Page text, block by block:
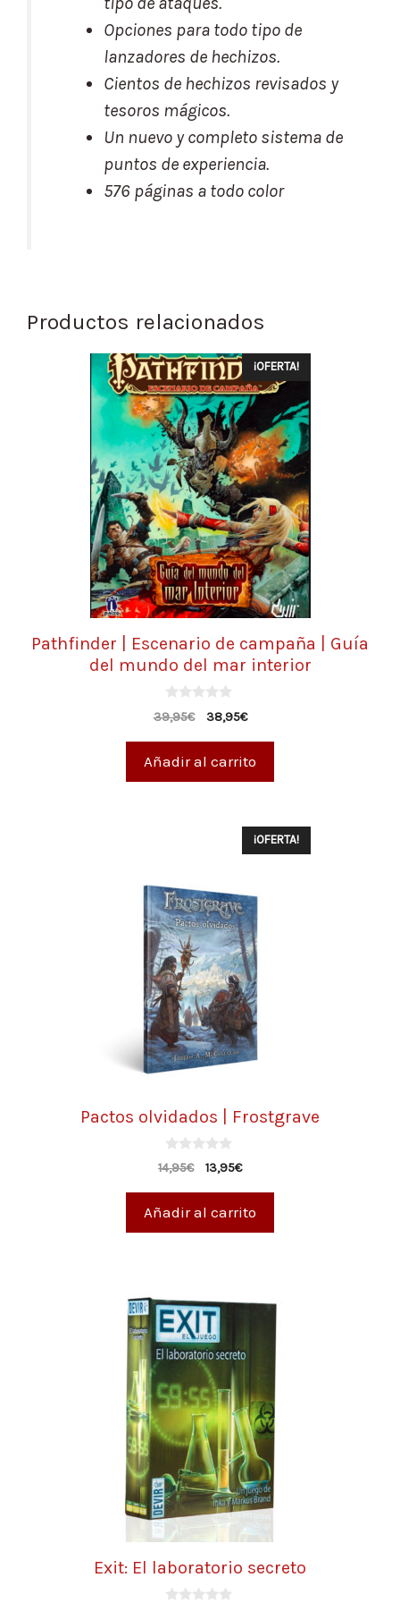
Opciones para todo tipo de
lanzadores de hechizos.
Cientos de hechizos revisados y
tesoros mágicos.
Un nuevo y completo sistema de
puntos de experiencia.
576 páginas a todo color
Productos relacionados
¡OFERTA!
Pathfinder | Escenario de campaña | Guía
del mundo del mar interior
0
d
39,95€ 38,95€
Añadir al carrito
¡OFERTA!
Pactos olvidados | Frostgrave
0
d
14,95€ 13,95€
Añadir al carrito
Exit: El laboratorio secreto